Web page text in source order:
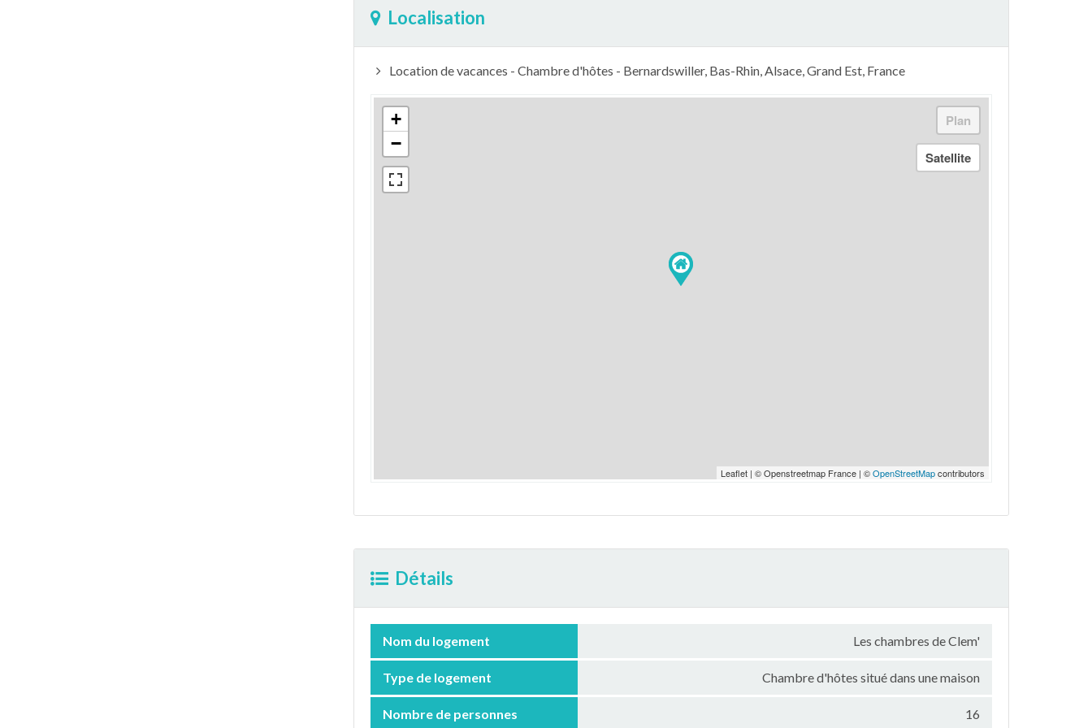
Localisation
Location de vacances - Chambre d'hôtes - Bernardswiller, Bas-Rhin, Alsace, Grand Est, France
+
−
Leaflet | © Openstreetmap France | ©OpenStreetMapcontributors
Détails
Nom du logement Les chambres de Clem'
Type de logement Chambre d'hôtes situé dans une maison
Nombre de personnes 16